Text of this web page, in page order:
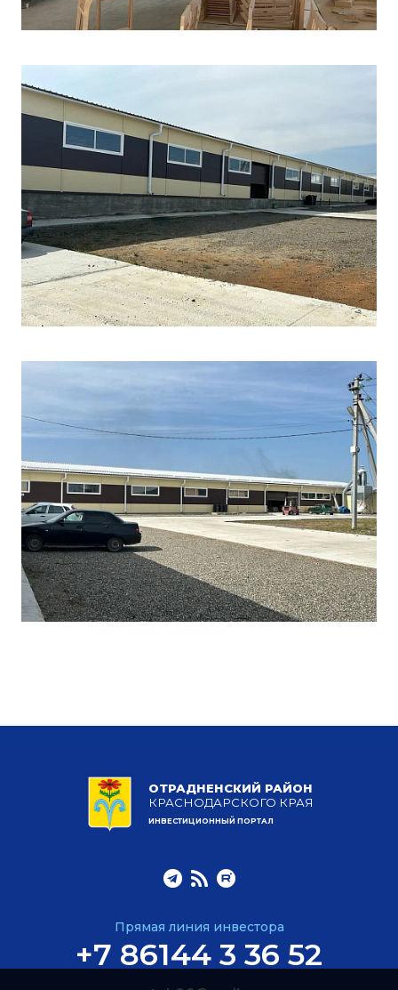
ОТРАДНЕНСКИЙ РАЙОН
КРАСНОДАРСКОГО КРАЯ
ИНВЕСТИЦИОННЫЙ ПОРТАЛ
Прямая линия инвестора
+7 86144 3 36 52